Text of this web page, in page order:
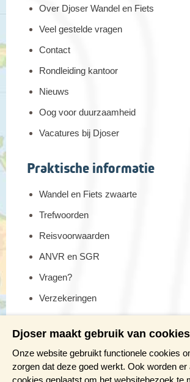
Over Djoser Wandel en Fiets
Veel gestelde vragen
Contact
Rondleiding kantoor
Nieuws
Oog voor duurzaamheid
Vacatures bij Djoser
Praktische informatie
Wandel en Fiets zwaarte
Trefwoorden
Reisvoorwaarden
ANVR en SGR
Vragen?
Verzekeringen
Reis en boek met Djoser zekerheid
Meer weten?
Djoser maakt gebruik van cookies
Onze website gebruikt functionele cookies
zorgen dat deze goed werkt. Ook worden er
cookies geplaatst om het websitebezoek te